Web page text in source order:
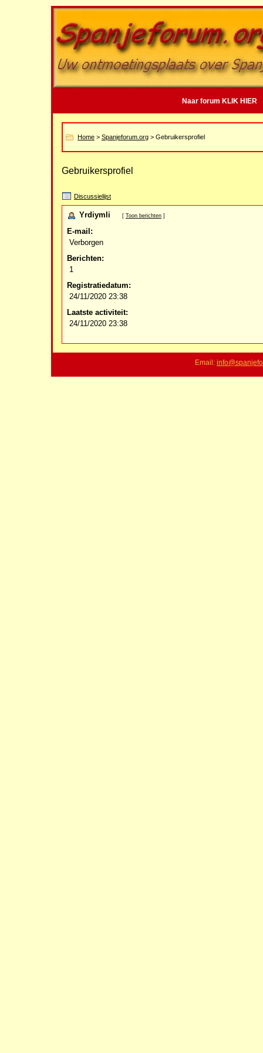
Naar forum KLIK HIER
Home > Spanjeforum.org > Gebruikersprofiel
Gebruikersprofiel
Discussielijst
Yrdiymli [ Toon berichten ]
E-mail:
Verborgen
Berichten:
1
Registratiedatum:
24/11/2020 23:38
Laatste activiteit:
24/11/2020 23:38
Email: